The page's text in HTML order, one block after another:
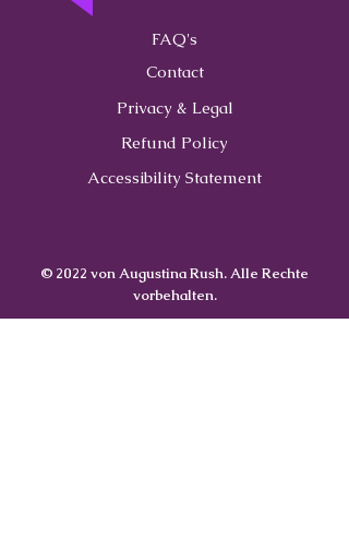
FAQ's
Contact
Privacy & Legal
Refund Policy
Accessibility Statement
© 2022 von Augustina Rush. Alle Rechte
vorbehalten.